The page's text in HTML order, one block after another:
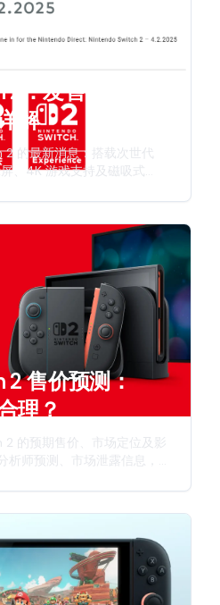
2：发售日期、规
解
2 的最新消息：搭载次世代
、4K 游戏支持及磁吸式
的创新特性。
2 售价预测：
理？
的预期售价、市场定位及影
析师预测、市场泄露信息，